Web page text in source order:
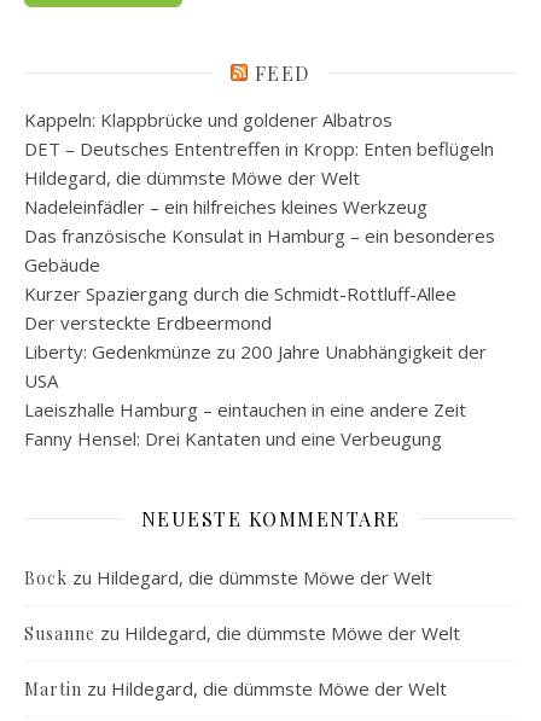
FEED
Kappeln: Klappbrücke und goldener Albatros
DET – Deutsches Ententreffen in Kropp: Enten beflügeln
Hildegard, die dümmste Möwe der Welt
Nadeleinfädler – ein hilfreiches kleines Werkzeug
Das französische Konsulat in Hamburg – ein besonderes
Gebäude
Kurzer Spaziergang durch die Schmidt-Rottluff-Allee
Der versteckte Erdbeermond
Liberty: Gedenkmünze zu 200 Jahre Unabhängigkeit der
USA
Laeiszhalle Hamburg – eintauchen in eine andere Zeit
Fanny Hensel: Drei Kantaten und eine Verbeugung
NEUESTE KOMMENTARE
Bock zu Hildegard, die dümmste Möwe der Welt
Susanne zu Hildegard, die dümmste Möwe der Welt
Martin zu Hildegard, die dümmste Möwe der Welt